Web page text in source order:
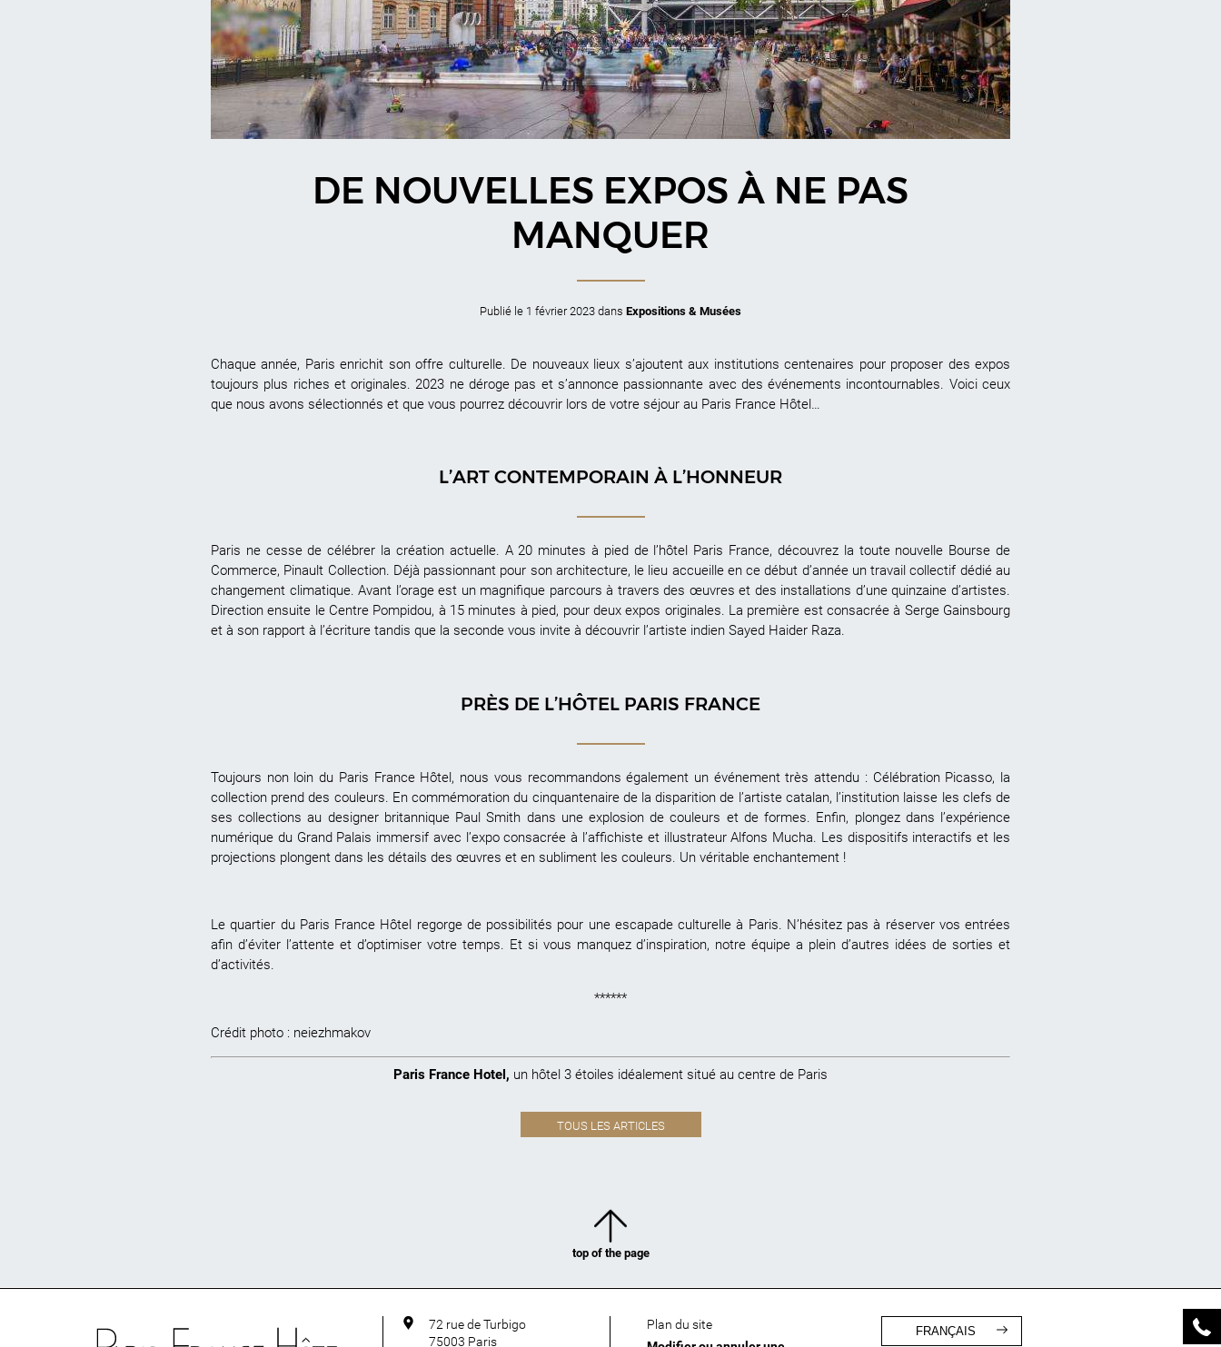
DE NOUVELLES EXPOS À NE PAS
MANQUER
Publié le 1 février 2023 dans Expositions & Musées
Chaque année, Paris enrichit son offre culturelle. De nouveaux lieux s’ajoutent aux institutions centenaires pour proposer des expos
toujours plus riches et originales. 2023 ne déroge pas et s’annonce passionnante avec des événements incontournables. Voici ceux
que nous avons sélectionnés et que vous pourrez découvrir lors de votre séjour au Paris France Hôtel…
L’ART CONTEMPORAIN À L’HONNEUR
Paris ne cesse de célébrer la création actuelle. A 20 minutes à pied de l’hôtel Paris France, découvrez la toute nouvelle Bourse de
Commerce, Pinault Collection. Déjà passionnant pour son architecture, le lieu accueille en ce début d’année un travail collectif dédié au
changement climatique. Avant l’orage est un magnifique parcours à travers des œuvres et des installations d’une quinzaine d’artistes.
Direction ensuite le Centre Pompidou, à 15 minutes à pied, pour deux expos originales. La première est consacrée à Serge Gainsbourg
et à son rapport à l’écriture tandis que la seconde vous invite à découvrir l’artiste indien Sayed Haider Raza.
PRÈS DE L’HÔTEL PARIS FRANCE
Toujours non loin du Paris France Hôtel, nous vous recommandons également un événement très attendu : Célébration Picasso, la
collection prend des couleurs. En commémoration du cinquantenaire de la disparition de l’artiste catalan, l’institution laisse les clefs de
ses collections au designer britannique Paul Smith dans une explosion de couleurs et de formes. Enfin, plongez dans l’expérience
numérique du Grand Palais immersif avec l’expo consacrée à l’affichiste et illustrateur Alfons Mucha. Les dispositifs interactifs et les
projections plongent dans les détails des œuvres et en subliment les couleurs. Un véritable enchantement !
Le quartier du Paris France Hôtel regorge de possibilités pour une escapade culturelle à Paris. N’hésitez pas à réserver vos entrées
afin d’éviter l’attente et d’optimiser votre temps. Et si vous manquez d’inspiration, notre équipe a plein d’autres idées de sorties et
d’activités.
******
Crédit photo : neiezhmakov
Paris France Hotel, un hôtel 3 étoiles idéalement situé au centre de Paris
TOUS LES ARTICLES
top of the page
72 rue de Turbigo
75003 Paris
Plan du site
FRANÇAIS